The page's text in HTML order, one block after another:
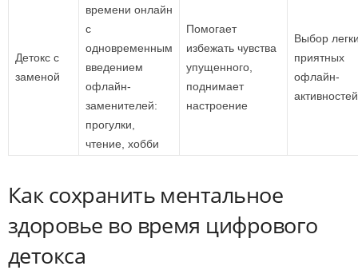
Детокс с
заменой
времени онлайн
с
одновременным
введением
офлайн-
заменителей:
прогулки,
чтение, хобби
Помогает
избежать чувства
упущенного,
поднимает
настроение
Выбор
приятных
офлайн-
активностей
Как сохранить ментальное
здоровье во время цифрового
детокса